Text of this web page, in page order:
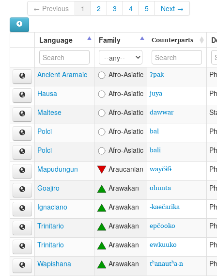
← Previous
1 2 3 4 5 Next →
Language Family Counterparts
Ancient Aramaic Afro-Asiatic ʔpak
Hausa
Afro-Asiatic juya
Maltese
Afro-Asiatic dawwar
Polci
Afro-Asiatic bal
Polci
Afro-Asiatic bali
Mapudungun
Araucanian wayčɨfɨ
Goajiro
Arawakan ohunta
Ignaciano
Arawakan -kaečarika
Trinitario
Arawakan epčooko
Trinitario
Arawakan ewkuuko
Wapishana
Arawakan tʰanautʰa-n